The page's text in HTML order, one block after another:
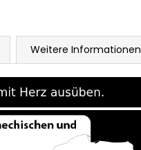
Weitere Informationen